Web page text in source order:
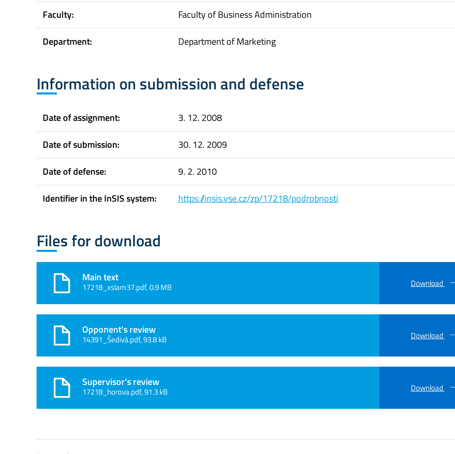
Faculty:
Faculty of Business Administration
Department:
Department of Marketing
Information on submission and defense
Date of assignment:
3. 12. 2008
Date of submission:
30. 12. 2009
Date of defense:
9. 2. 2010
Identifier in the InSIS system:
https://insis.vse.cz/zp/17218/podrobnosti
Files for download
Main text
17218_xslam37.pdf, 0.9 MB Download
Opponent's review
14391_Šedivá.pdf, 93.8 kB Download
Supervisor's review
17218_horova.pdf, 91.3 kB Download